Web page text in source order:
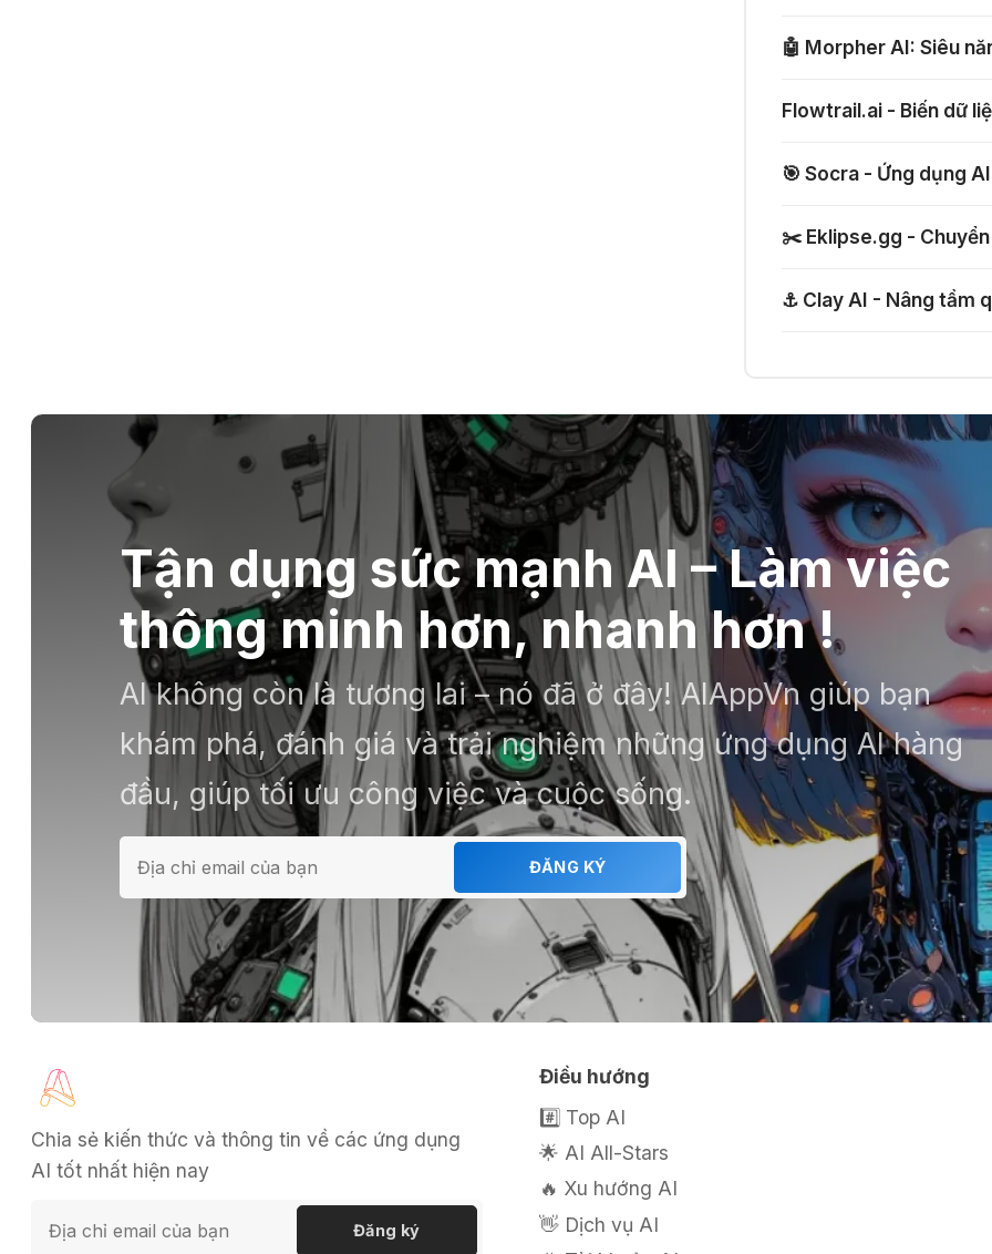
🤖 Morpher AI: Siêu
Flowtrail.ai - Biến dữ
🎯 Socra - Ứng dụng
✂️ Eklipse.gg -
⚓ Clay AI - Nâng tầm
Tận dụng sức mạnh AI – Làm việc
thông minh hơn, nhanh hơn !
AI không còn là tương lai – nó đã ở đây! AIAppVn giúp bạn
khám phá, đánh giá và trải nghiệm những ứng dụng AI hàng
đầu, giúp tối ưu công việc và cuộc sống.
ĐĂNG KÝ
Chia sẻ kiến thức và thông tin về các ứng dụng
AI tốt nhất hiện nay
Đăng ký
Điều hướng
#️⃣ Top AI
🌟 AI All-Stars
🔥 Xu hướng AI
👋 Dịch vụ AI